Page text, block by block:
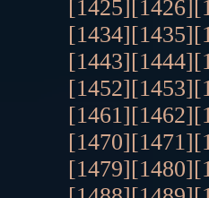
[1425][1426]
[1434][1435]
[1443][1444]
[1452][1453]
[1461][1462]
[1470][1471]
[1479][1480]